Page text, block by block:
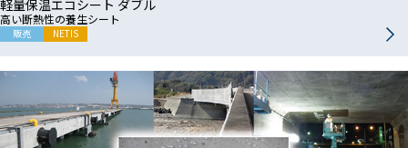
軽量保温エコシート ダブル
高い断熱性の養生シート
販売 NETIS